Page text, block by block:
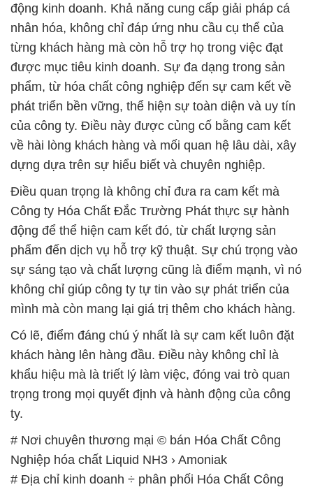
động kinh doanh. Khả năng cung cấp giải pháp cá
nhân hóa, không chỉ đáp ứng nhu cầu cụ thể của
từng khách hàng mà còn hỗ trợ họ trong việc đạt
được mục tiêu kinh doanh. Sự đa dạng trong sản
phẩm, từ hóa chất công nghiệp đến sự cam kết về
phát triển bền vững, thể hiện sự toàn diện và uy tín
của công ty. Điều này được củng cố bằng cam kết
về hài lòng khách hàng và mối quan hệ lâu dài, xây
dựng dựa trên sự hiểu biết và chuyên nghiệp.
Điều quan trọng là không chỉ đưa ra cam kết mà
Công ty Hóa Chất Đắc Trường Phát thực sự hành
động để thể hiện cam kết đó, từ chất lượng sản
phẩm đến dịch vụ hỗ trợ kỹ thuật. Sự chú trọng vào
sự sáng tạo và chất lượng cũng là điểm mạnh, vì nó
không chỉ giúp công ty tự tin vào sự phát triển của
mình mà còn mang lại giá trị thêm cho khách hàng.
Có lẽ, điểm đáng chú ý nhất là sự cam kết luôn đặt
khách hàng lên hàng đầu. Điều này không chỉ là
khẩu hiệu mà là triết lý làm việc, đóng vai trò quan
trọng trong mọi quyết định và hành động của công
ty.
# Nơi chuyên thương mại © bán Hóa Chất Công
Nghiệp hóa chất Liquid NH3 › Amoniak
# Địa chỉ kinh doanh ÷ phân phối Hóa Chất Công